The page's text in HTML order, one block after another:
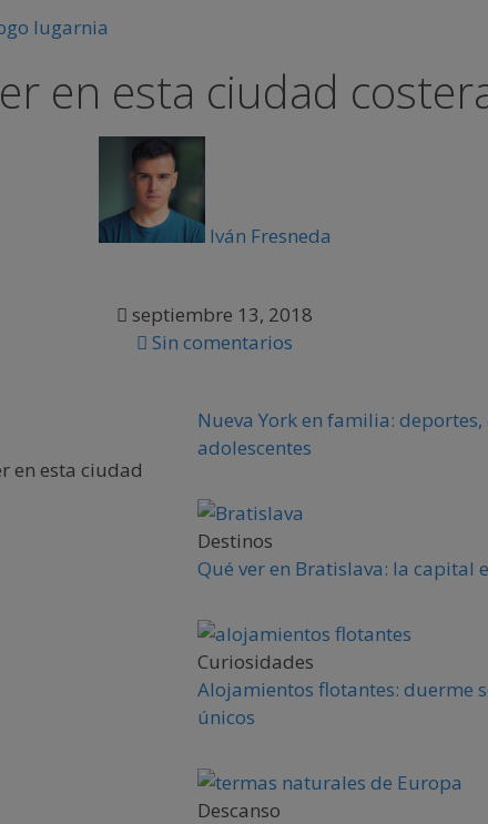
en esta ciudad
Iván Fresneda
septiembre 13, 2018
Sin comentarios
en esta ciudad
Nueva York en familia:
adolescentes
Destinos
Qué ver en Bratislava: la capital
Curiosidades
Alojamientos flotantes: duerme
únicos
Descanso